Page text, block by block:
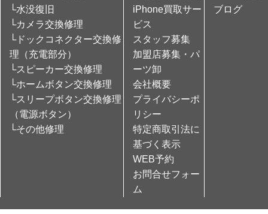
└水没復旧
└カメラ交換修理
└ドックコネクター交換修
理（充電部分）
└スピーカー交換修理
└ホームボタン交換修理
└スリープボタン交換修理
（電源ボタン）
└その他修理
iPhone買取サー
ビス
スタッフ募集
加盟店募集・パ
ーツ卸
会社概要
プライバシーポ
リシー
特定商取引法に
基づく表示
WEB予約
お問合せフォー
ム
ブログ